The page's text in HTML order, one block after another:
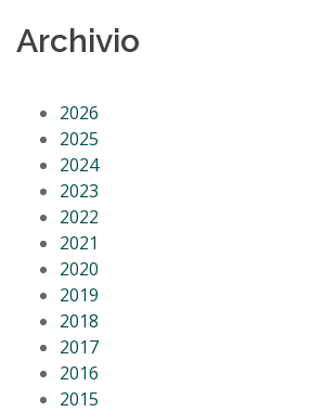
Archivio
2026
2025
2024
2023
2022
2021
2020
2019
2018
2017
2016
2015